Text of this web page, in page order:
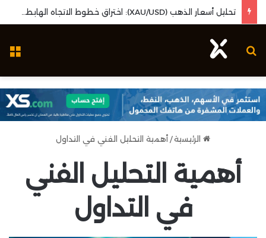
تحليل أسعار الذهب (XAU/USD): اختراق خطوط الاتجاه الهابطة وزخم بيانات البطالة الأمريكية
بحث عن
الرئيسية/ أهمية التحليل الفني في التداول
أهمية التحليل الفني
في التداول